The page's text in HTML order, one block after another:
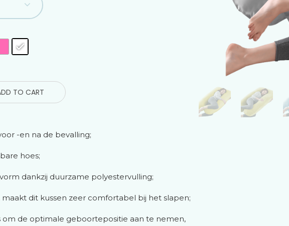
TO CART
-en na de bevalling;
hoes;
dankzij duurzame polyestervulling;
dit kussen zeer comfortabel bij het slapen;
de optimale geboortepositie aan te nemen,